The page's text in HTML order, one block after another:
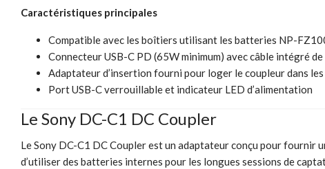
Caractéristiques principales
Compatible avec les boîtiers utilisant les batteries NP-
Connecteur USB-C PD (65W minimum) avec câble intégré de
Adaptateur d’insertion fourni pour loger le coupleur dans
Port USB-C verrouillable et indicateur LED d’alimentation
Le Sony DC-C1 DC Coupler
Le Sony DC-C1 DC Coupler est un adaptateur conçu pour fournir
d’utiliser des batteries internes pour les longues sessions de